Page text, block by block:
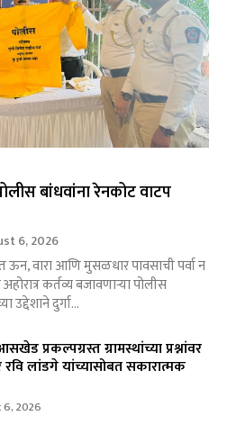
पोलीस बांधवांना रेनकोट वाटप
6, 2026
ऊन, वारा आणि मुसळधार पावसाची पर्वा न
कर्तव्य बजावणाऱ्या पोलीस
उद्देशाने दुर्गा...
प्रकल्पग्रस्त ग्रामस्थांच्या प्रश्नांवर
रवि लांडगे यांच्यासोबत सकारात्मक
2026